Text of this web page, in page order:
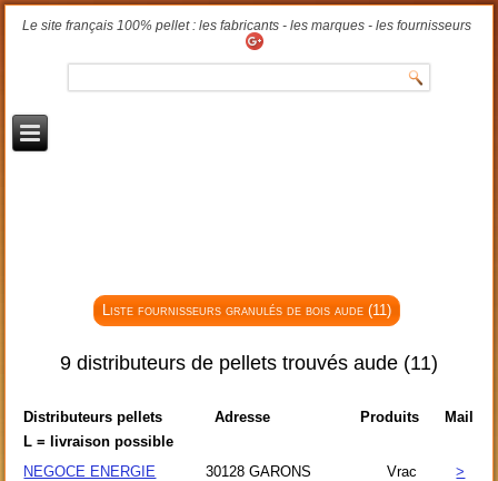
Le site français 100% pellet : les fabricants - les marques - les fournisseurs
Liste fournisseurs granulés de bois aude (11)
9 distributeurs de pellets trouvés aude (11)
Distributeurs pellets
L = livraison possible
Adresse Produits Mail
NEGOCE ENERGIE
30128 GARONS Vrac >